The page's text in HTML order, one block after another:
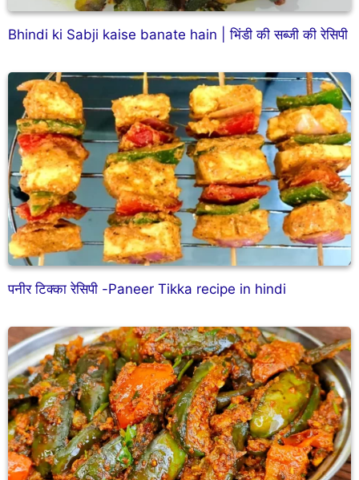
Bhindi ki Sabji kaise banate hain | भिंडी की सब्जी की रेसिपी
पनीर टिक्का रेसिपी -Paneer Tikka recipe in hindi